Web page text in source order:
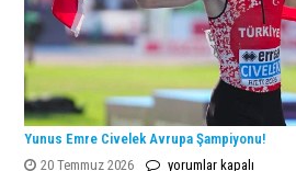
Yunus Emre Civelek Avrupa Şampiyonu!
20 Temmuz 2026
Yunus
yorumlar kapalı